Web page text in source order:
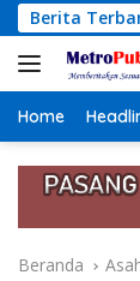
Langsung
ke
konten
Berita
dari Lantai
Home
Beranda